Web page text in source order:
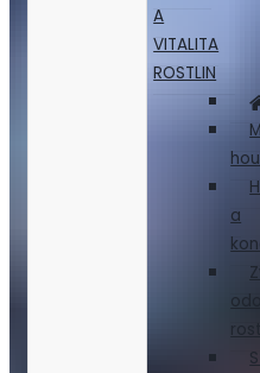
A
VITALITA
ROSTLIN
a